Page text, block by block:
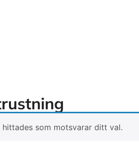
som motsvarar ditt val.